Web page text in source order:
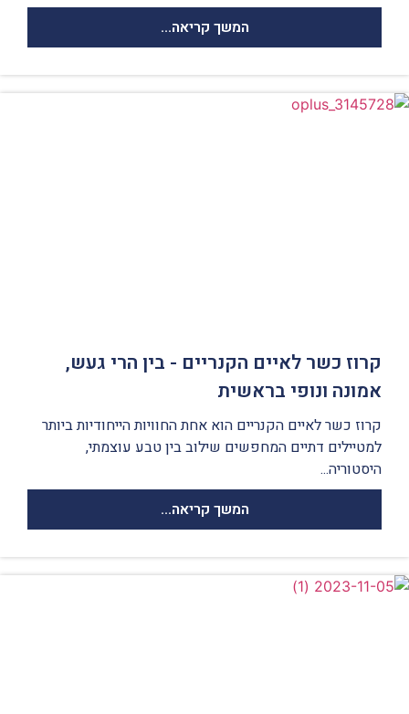
המשך קריאה...
קרוז כשר לאיים הקנריים - בין הרי געש,
אמונה ונופי בראשית
קרוז כשר לאיים הקנריים הוא אחת החוויות הייחודיות ביותר
למטיילים דתיים המחפשים שילוב בין טבע עוצמתי,
היסטוריה...
המשך קריאה...